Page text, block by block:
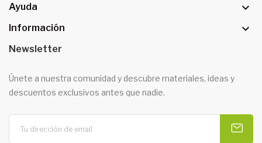
Ayuda 
Información 
Newsletter
Únete a nuestra comunidad y descubre materiales, ideas y
descuentos exclusivos antes que nadie.